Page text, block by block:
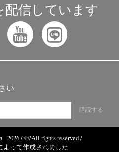
配信しています
い
購読する
- 2026 / ©/All rights reserved /
よって作成されました